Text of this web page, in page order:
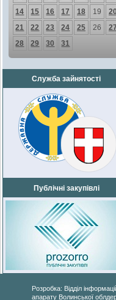
14
15 16 17 18 19
20
21
22 23 24 25 26
27
28
29 30 31
Служба зайнятості
Публічні закупівлі
Розробка: Відділ
апарату Волинської